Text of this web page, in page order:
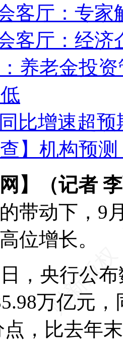
客厅：专家
客厅：经济
养老金投
比增速超预
查】机构预
网】（记者
带动下，9
位增长。
央行公布
万亿元
，比去年